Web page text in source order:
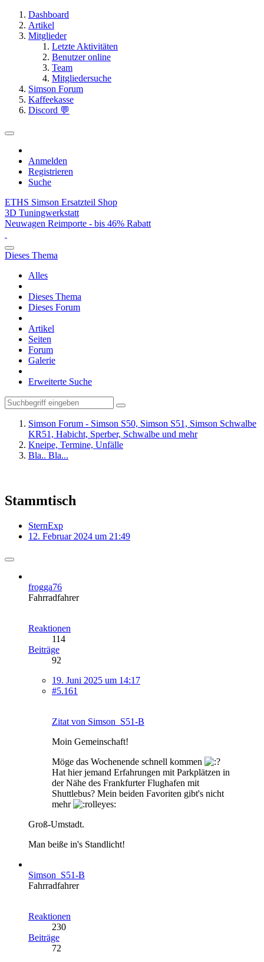
Dashboard
Artikel
Mitglieder
Letzte Aktivitäten
Benutzer online
Team
Mitgliedersuche
Simson Forum
Kaffeekasse
Discord 💬
Anmelden
Registrieren
Suche
ETHS Simson Ersatzteil Shop
3D Tuningwerkstatt
Neuwagen Reimporte - bis 46% Rabatt
Dieses Thema
Alles
Dieses Thema
Dieses Forum
Artikel
Seiten
Forum
Galerie
Erweiterte Suche
Simson Forum - Simson S50, Simson S51, Simson Schwalbe
KR51, Habicht, Sperber, Schwalbe und mehr
Kneipe, Termine, Unfälle
Bla.. Bla...
Stammtisch
SternExp
12. Februar 2024 um 21:49
frogga76
Fahrradfahrer
Reaktionen
114
Beiträge
92
19. Juni 2025 um 14:17
#5.161
Zitat von Simson_S51-B
Moin Gemeinschaft!
Möge das Wochenende schnell kommen
Hat hier jemand Erfahrungen mit Parkplätzen in
der Nähe des Frankfurter Flughafen mit
Shuttlebus? Mein beiden Favoriten gibt's nicht
mehr
Groß-Umstadt.
Man beiße in's Standlicht!
Simson_S51-B
Fahrradfahrer
Reaktionen
230
Beiträge
72